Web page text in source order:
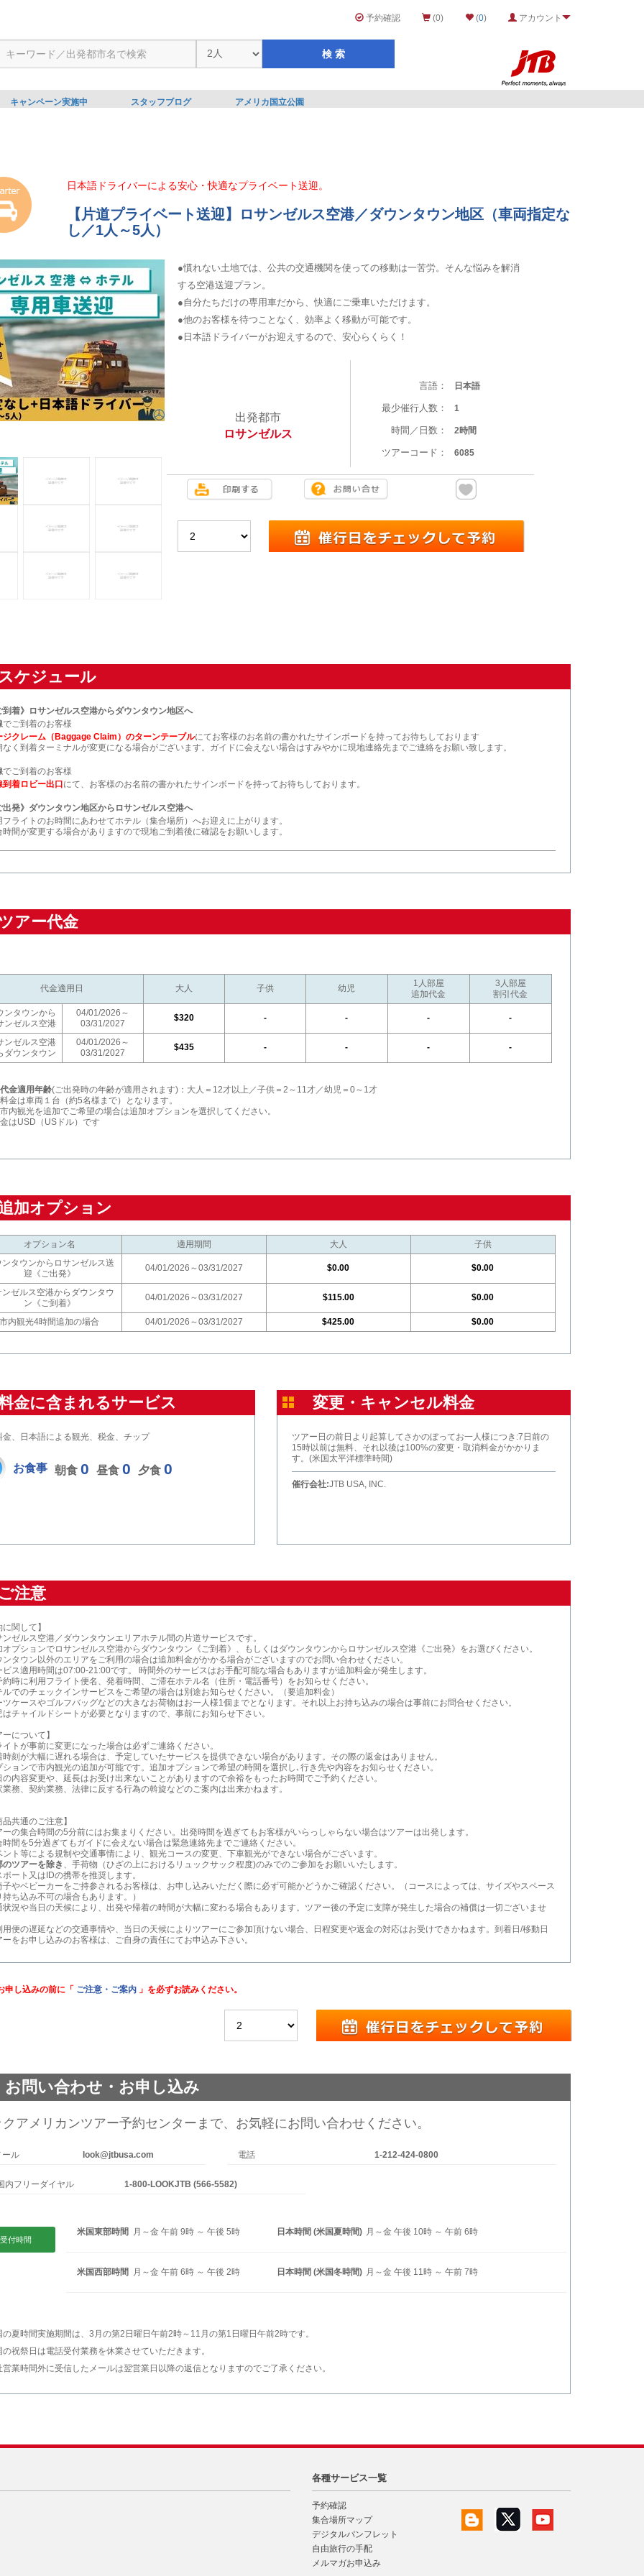
予約確認 (0) (0) アカウント
キャンペーン実施中 スタッフブログ アメリカ国立公園
日本語ドライバーによる安心・快適なプライベート送迎。
【片道プライベート送迎】ロサンゼルス空港／ダウンタウン地区（車両指定な
し／1人～5人）
●慣れない土地では、公共の交通機関を使っての移動は一苦労。そんな悩みを解消
する空港送迎プラン。
●自分たちだけの専用車だから、快適にご乗車いただけます。
●他のお客様を待つことなく、効率よく移動が可能です。
●日本語ドライバーがお迎えするので、安心らくらく！
出発都市
ロサンゼルス
言語： 日本語
最少催行人数： 1
時間／日数： 2時間
ツアーコード： 6085
ケジュール
着》ロサンゼルス空港からダウンタウン地区へ
でご到着のお客様
ジクレーム（Baggage Claim）のターンテーブルにてお客様のお名前の書かれたサインボードを持ってお待ちしております
く到着ターミナルが変更になる場合がございます。ガイドに会えない場合はすみやかに現地連絡先までご連絡をお願い致します。
でご到着のお客様
到着ロビー出口 にて、お客様のお名前の書かれたサインボードを持ってお待ちしております。
発》ダウンタウン地区からロサンゼルス空港へ
フライトのお時間にあわせてホテル（集合場所）へお迎えに上がります。
間が変更する場合がありますので現地ご到着後に確認をお願いします。
アー代金
代金適用日 大人 子供 幼児
1人部屋
追加代金
3人部屋
割引代金
ンタウンから
ンゼルス空港
04/01/2026～
03/31/2027
$320 - - - -
ンゼルス空港
ダウンタウン
04/01/2026～
03/31/2027
$435 - - - -
金適用年齢(ご出発時の年齢が適用されます)：大人＝12才以上／子供＝2～11才／幼児＝0～1才
金は車両１台（約5名様まで）となります。
内観光を追加でご希望の場合は追加オプションを選択してください。
はUSD（USドル）です
加オプション
オプション名 適用期間 大人
子供
ンタウンからロサンゼルス送
迎《ご出発》
04/01/2026～03/31/2027 $0.00 $0.00
ンゼルス空港からダウンタウ
ン《ご到着》
04/01/2026～03/31/2027 $115.00 $0.00
市内観光4時間追加の場合 04/01/2026～03/31/2027 $425.00 $0.00
金に含まれるサービス
金、日本語による観光、税金、チップ
お食事 朝食 0 昼食 0 夕食 0
変更・キャンセル料金
ツアー日の前日より起算してさかのぼってお一人様につき:7日前の
15時以前は無料、それ以後は100%の変更・取消料金がかかりま
す。(米国太平洋標準時間)
催行会社:JTB USA, INC.
注意
関して】
ゼルス空港／ダウンタウンエリアホテル間の片道サービスです。
プションでロサンゼルス空港からダウンタウン《ご到着》、もしくはダウンタウンからロサンゼルス空港《ご出発》をお選びください。
タウン以外のエリアをご利用の場合は追加料金がかかる場合がございますのでお問い合わせください。
ス適用時間は07:00-21:00です。 時間外のサービスはお手配可能な場合もありますが追加料金が発生します。
時に利用フライト便名、発着時間、ご滞在ホテル名（住所・電話番号）をお知らせください。
でのチェックインサービスをご希望の場合は別途お知らせください。（要追加料金）
ケースやゴルフバッグなどの大きなお荷物はお一人様1個までとなります。それ以上お持ち込みの場合は事前にお問合せください。
チャイルドシートが必要となりますので、事前にお知らせ下さい。
について】
トが事前に変更になった場合は必ずご連絡ください。
刻が大幅に遅れる場合は、予定していたサービスを提供できない場合があります。その際の返金はありません。
ョンで市内観光の追加が可能です。追加オプションで希望の時間を選択し､行き先や内容をお知らせください。
内容変更や、延長はお受け出来ないことがありますので余裕をもったお時間でご予約ください。
務、契約業務、法律に反する行為の斡旋などのご案内は出来かねます。
共通のご注意】
ーの集合時間の5分前にはお集まりください。出発時間を過ぎてもお客様がいらっしゃらない場合はツアーは出発します。
時間を5分過ぎてもガイドに会えない場合は緊急連絡先までご連絡ください。
ント等による規制や交通事情により、観光コースの変更、下車観光ができない場合がございます。
のツアーを除き 、手荷物（ひざの上におけるリュックサック程度)のみでのご参加をお願いいたします。
ート又はIDの携帯を推奨します。
子やベビーカーをご持参されるお客様は、お申し込みいただく際に必ず可能かどうかご確認ください。（コースによっては、サイズやスペース
ち込み不可の場合もあります。）
状況や当日の天候により、出発や帰着の時間が大幅に変わる場合もあります。ツアー後の予定に支障が発生した場合の補償は一切ございませ
用便の遅延などの交通事情や、当日の天候によりツアーにご参加頂けない場合、日程変更や返金の対応はお受けできかねます。到着日/移動日
ーをお申し込みのお客様は、ご自身の責任にてお申込み下さい。
し込みの前に「 ご注意・ご案内」を必ずお読みください。
お問い合わせ・お申し込み
アメリカンツアー予約センターまで、お気軽にお問い合わせください。
ール look@jtbusa.com 電話 1-212-424-0800
内フリーダイヤル 1-800-LOOKJTB (566-5582)
受付時間
米国東部時間 月～金 午前 9時 ～ 午後 5時
米国西部時間 月～金 午前 6時 ～ 午後 2時
日本時間 (米国夏時間) 月～金 午後 10時 ～ 午前 6時
日本時間 (米国冬時間) 月～金 午後 11時 ～ 午前 7時
夏時間実施期間は、3月の第2日曜日午前2時～11月の第1日曜日午前2時です。
祝祭日は電話受付業務を休業させていただきます。
業時間外に受信したメールは翌営業日以降の返信となりますのでご了承ください。
各種サービス一覧
予約確認
集合場所マップ
デジタルパンフレット
自由旅行の手配
メルマガお申込み